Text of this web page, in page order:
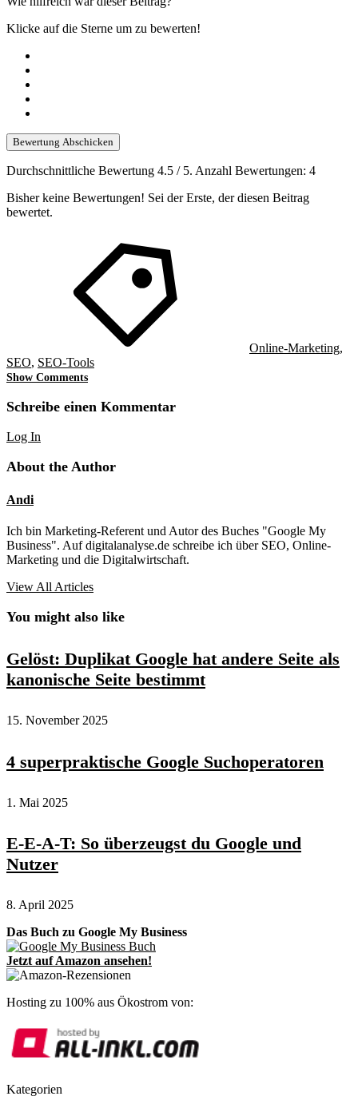
Klicke auf die Sterne um zu bewerten!
Bewertung Abschicken
Durchschnittliche Bewertung 4.5 / 5. Anzahl Bewertungen: 4
Bisher keine Bewertungen! Sei der Erste, der diesen Beitrag
bewertet.
Online-Marketing,
SEO, SEO-Tools
Show Comments
Schreibe einen Kommentar
Log In
About the Author
Andi
Ich bin Marketing-Referent und Autor des Buches "Google My
Business". Auf digitalanalyse.de schreibe ich über SEO, Online-
Marketing und die Digitalwirtschaft.
View All Articles
You might also like
Gelöst: Duplikat Google hat andere Seite als
kanonische Seite bestimmt
15. November 2025
4 superpraktische Google Suchoperatoren
1. Mai 2025
E-E-A-T: So überzeugst du Google und
Nutzer
8. April 2025
Das Buch zu Google My Business
Jetzt auf Amazon ansehen!
Hosting zu 100% aus Ökostrom von:
Kategorien